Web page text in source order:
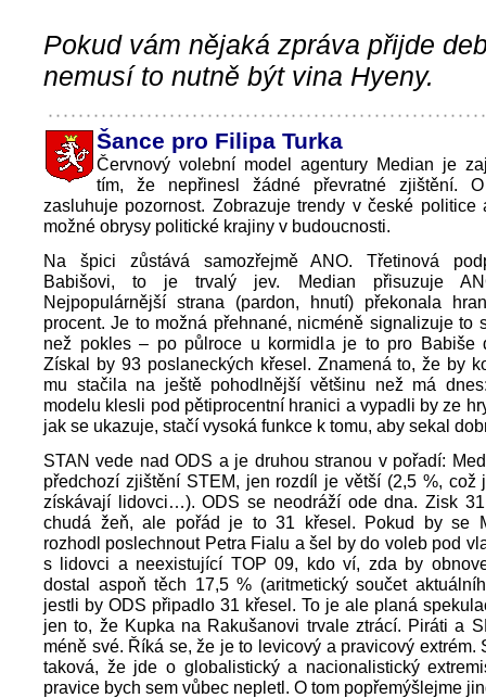
Pokud vám nějaká zpráva přijde
nemusí to nutně být vina Hyeny.
Šance pro Filipa Turka
Červnový volební model agentury Median je
tím, že nepřinesl žádné převratné zjištění.
zasluhuje pozornost. Zobrazuje trendy v české politice
možné obrysy politické krajiny v budoucnosti.
Na špici zůstává samozřejmě ANO. Třetinová
Babišovi, to je trvalý jev. Median přisuzuje
Nejpopulárnější strana (pardon, hnutí) překonala
procent. Je to možná přehnané, nicméně signalizuje to
než pokles – po půlroce u kormidla je to pro Babiše
Získal by 93 poslaneckých křesel. Znamená to, že by
mu stačila na ještě pohodlnější většinu než má
modelu klesli pod pětiprocentní hranici a vypadli by ze
jak se ukazuje, stačí vysoká funkce k tomu, aby sekal
STAN vede nad ODS a je druhou stranou v pořadí:
předchozí zjištění STEM, jen rozdíl je větší (2,5 %, což
získávají lidovci…). ODS se neodráží ode dna. Zisk
chudá žeň, ale pořád je to 31 křesel. Pokud by se
rozhodl poslechnout Petra Fialu a šel by do voleb pod
s lidovci a neexistující TOP 09, kdo ví, zda by
dostal aspoň těch 17,5 % (aritmetický součet
jestli by ODS připadlo 31 křesel. To je ale planá
jen to, že Kupka na Rakušanovi trvale ztrácí. Piráti a
méně své. Říká se, že je to levicový a pravicový extrém.
taková, že jde o globalistický a nacionalistický
pravice bych sem vůbec nepletl. O tom popřemýšlejme